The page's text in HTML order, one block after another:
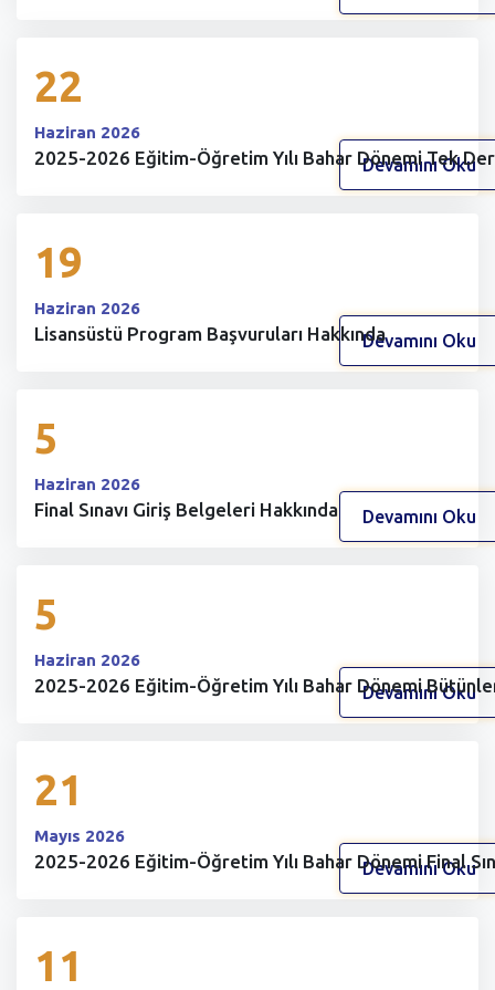
22
Haziran 2026
2025-2026 Eğitim-Öğretim Yılı Bahar Dönemi Tek
Devamını Oku
19
Haziran 2026
Lisansüstü Program Başvuruları HakkındaDevamını Oku
5
Haziran 2026
Final Sınavı Giriş Belgeleri Hakkında Devamını Oku
5
Haziran 2026
2025-2026 Eğitim-Öğretim Yılı Bahar DönemiDevamını Oku
21
Mayıs 2026
2025-2026 Eğitim-Öğretim Yılı Bahar Dönemi Final
Devamını Oku
11